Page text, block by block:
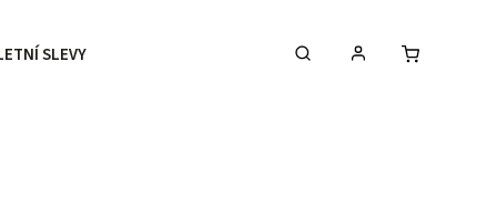
SLEVY DÁRKOVÉ POUKAZY